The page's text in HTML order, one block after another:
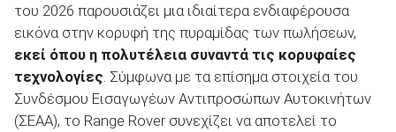
Καινούρια
του 2026 παρουσιάζει μια ιδιαίτερα ενδιαφέρουσα
εικόνα στην κορυφή της πυραμίδας των πωλήσεων,
εκεί όπου η πολυτέλεια συναντά τις κορυφαίες
τεχνολογίες . Σύμφωνα με τα επίσημα στοιχεία του
Συνδέσμου Εισαγωγέων Αντιπροσώπων Αυτοκινήτων
(ΣΕΑΑ), το Range Rover συνεχίζει να αποτελεί το